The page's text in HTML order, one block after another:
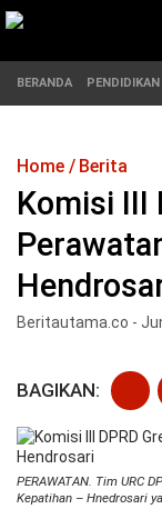
MASUK
BERANDA
PERISTIWA
PEMERINTAHAN
PENDIDIKAN
HUKUM
PENDIDIKAN
BERANDA PENDIDIKAN
Home Berita
Komisi III
Beritautama.co -
BAGIKAN:
PERAWATAN. Tim URC
Kepatihan – Hnedrosari